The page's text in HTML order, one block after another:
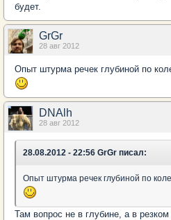
будет.
GrGr
28 авг 2012
Опыт штурма речек глубиной по
DNAlh
28 авг 2012
28.08.2012 - 22:56 GrGr писал:
Опыт штурма речек глубиной по
Там вопрос не в глубине, а в